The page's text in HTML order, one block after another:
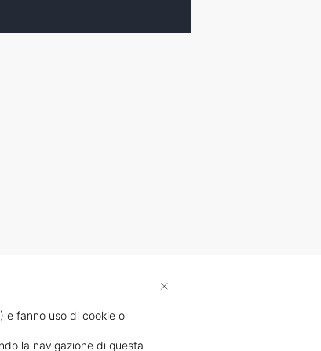
e fanno uso di cookie o
la navigazione di questa
×